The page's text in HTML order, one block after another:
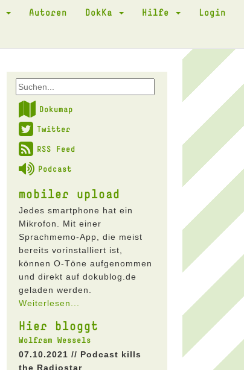
Autoren DokKa Hilfe Login
Dokumap
Twitter
RSS Feed
Podcast
mobiler upload
Jedes smartphone hat ein
Mikrofon. Mit einer
Sprachmemo-App, die meist
bereits vorinstalliert ist,
können O-Töne aufgenommen
und direkt auf dokublog.de
geladen werden.
Weiterlesen...
Hier bloggt
Wolfram Wessels
07.10.2021 // Podcast kills
the Radiostar